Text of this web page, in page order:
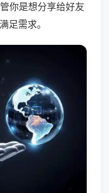
你是想分享给好友
足需求。